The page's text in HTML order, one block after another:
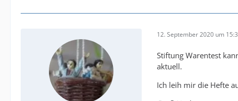
12. September 2020 um
Stiftung Warentest
aktuell.
Ich leih mir die Hefte